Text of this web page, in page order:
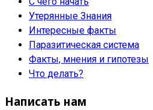
Утерянные Знания
Интересные факты
Паразитическая система
Факты, мнения и гипотезы
Что делать?
Написать нам